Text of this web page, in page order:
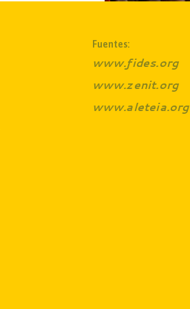
Fuentes:
www.fides.org
www.zenit.org
www.aleteia.org